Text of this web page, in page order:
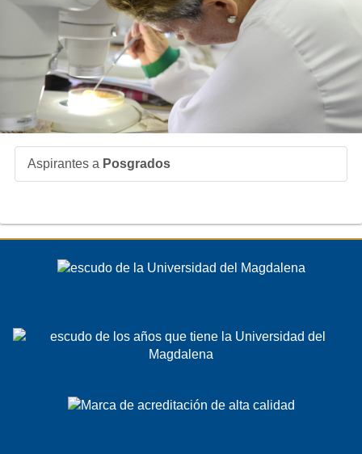
Aspirantes a Posgrados